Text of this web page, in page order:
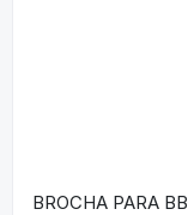
BROCHA PARA